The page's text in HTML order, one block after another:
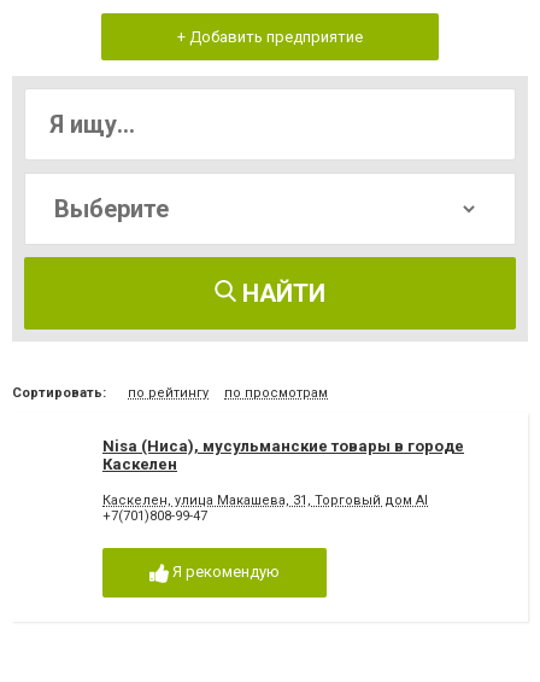
+ Добавить предприятие
НАЙТИ
Сортировать: по рейтингу по просмотрам
Nisa (Ниса), мусульманские товары в городе
Каскелен
Каскелен, улица Макашева, 31, Торговый дом AI
+7(701)808-99-47
Я рекомендую